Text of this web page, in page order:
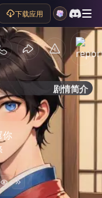
下载应用
剧情简介
你